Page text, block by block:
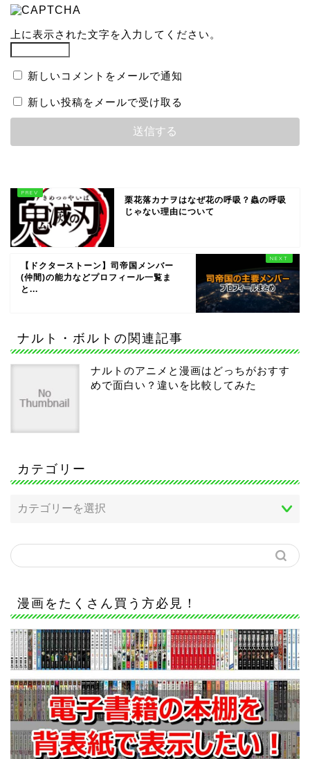
上に表示された文字を入力してください。
新しいコメントをメールで通知
新しい投稿をメールで受け取る
栗花落カナヲはなぜ花の呼吸？蟲の呼吸
じゃない理由について
【ドクターストーン】司帝国メンバー
(仲間)の能力などプロフィール一覧ま
と...
ナルト・ボルトの関連記事
ナルトのアニメと漫画はどっちがおすす
めで面白い？違いを比較してみた
カテゴリー
漫画をたくさん買う方必見！